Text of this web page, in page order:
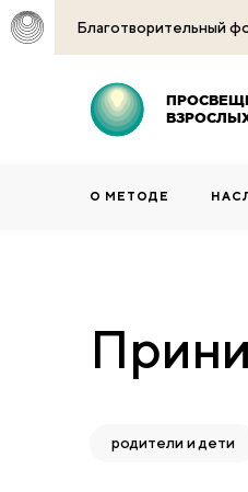
Благотворительный
О МЕТОДЕ
родители и дети